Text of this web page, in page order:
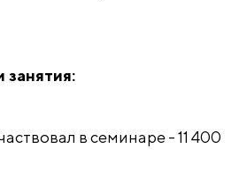
занятия:
в семинаре - 11 400